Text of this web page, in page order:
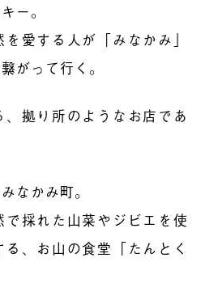
ー。
愛する人が「みなかみ」
がって行く。
拠り所のようなお店であ
なかみ町。
採れた山菜やジビエを使
、お山の食堂「たんとく